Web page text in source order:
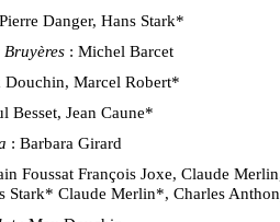
Danger, Hans Stark*
: Michel Barcet
Marcel Robert*
Besset, Jean Caune*
: Barbara Girard
Foussat François Joxe, Claude
Stark* Claude Merlin*, Charles